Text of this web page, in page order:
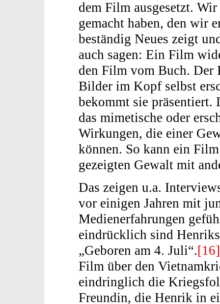
dem Film ausgesetzt.
gemacht haben, den wir
beständig Neues zeigt
auch sagen: Ein Film
den Film vom Buch. Der
Bilder im Kopf selbst
bekommt sie
das mimetische oder
Wirkungen, die einer
können. So kann ein
gezeigten Gewalt mit
Das zeigen u.a.
vor einigen Jahren mit
Medienerfahrungen
eindrücklich sind
„Geboren am 4. Juli“.[16]
Film über den
eindringlich die
Freundin, die Henrik in